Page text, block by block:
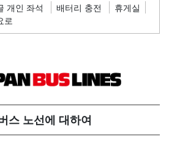
개인 좌석 배터리 충전
휴게실
로
스 노선에 대하여